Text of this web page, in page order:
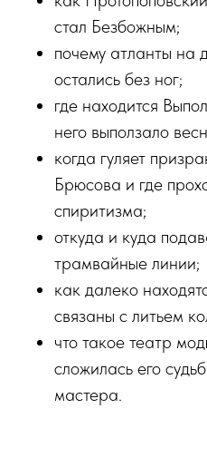
стал Безбожным;
почему атланты на
остались без ног;
где находится
него выползало
когда гуляет
Брюсова и где
спиритизма;
откуда и куда
трамвайные линии;
как далеко
связаны с литьем
что такое театр
сложилась его
мастера.